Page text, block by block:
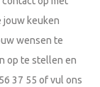
jouw keuken
wensen te
op te stellen en
37 55 of vul ons